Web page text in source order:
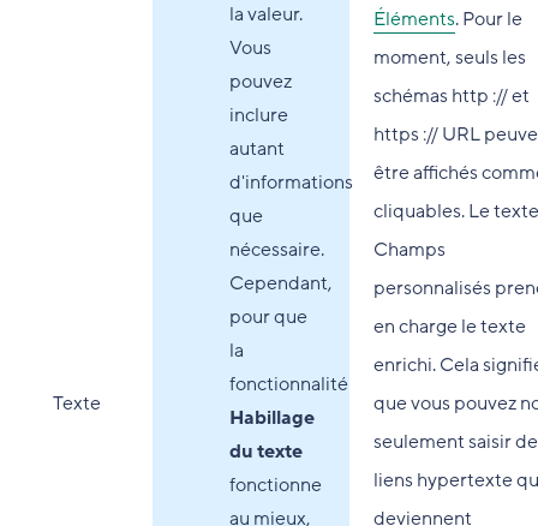
Texte
la valeur.
Vous
pouvez
inclure
autant
d'informations
que
nécessaire.
Cependant,
pour que
la
fonctionnalité
Habillage
du texte
fonctionne
au mieux,
Éléments. Pour le
moment, seuls les
schémas http :// et
https :// URL
être affichés
cliquables. Le texte
Champs
personnalisés
en charge le texte
enrichi. Cela
que vous pouvez
seulement saisir
liens hypertexte
deviennent